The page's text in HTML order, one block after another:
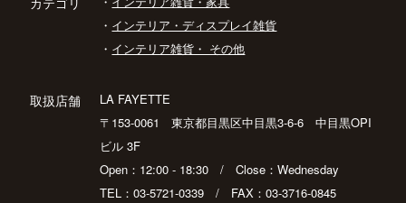
・ インテリア・ディスプレイ雑貨
・ インテリア雑貨・ その他
取扱店舗
LA FAYETTE
〒153-0061 東京都目黒区中目黒3-6-6 中目黒OPI
ビル 3F
Open：12:00 - 18:30 / Close：Wednesday
TEL：03-5721-0339 / FAX：03-3716-0845